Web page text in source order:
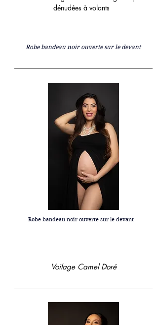
dénudées à volants
Robe bandeau noir ouverte sur le devant
Robe bandeau noir ouverte sur le devant
Voilage Camel Doré